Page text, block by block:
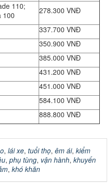
110;
100
278.300 VNĐ
337.700 VNĐ
350.900 VNĐ
385.000 VNĐ
431.200 VNĐ
451.000 VNĐ
584.100 VNĐ
888.800 VNĐ
, lái xe, tuổi thọ, êm ái, kiểm
, phụ tùng, vận hành, khuyến
, khó khăn